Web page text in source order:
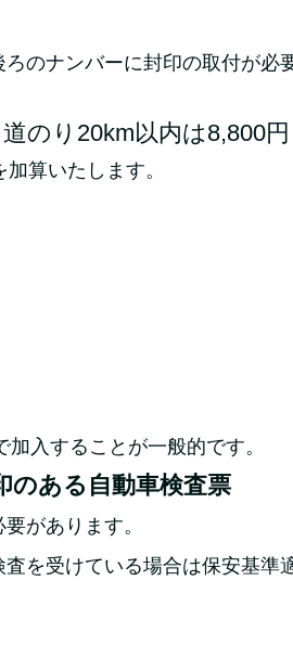
のナンバーに封印の取付が必
のり20km以内は8,800円
算いたします。
入することが一般的です。
のある自動車検査票
があります。
を受けている場合は保安基準